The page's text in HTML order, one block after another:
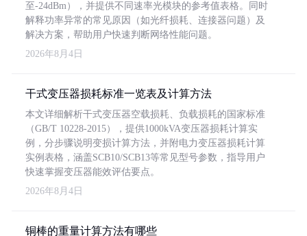
至-24dBm），并提供不同速率光模块的参考值表格。同时
解释功率异常的常见原因（如光纤损耗、连接器问题）及
解决方案，帮助用户快速判断网络性能问题。
2026年8月4日
干式变压器损耗标准一览表及计算方法
本文详细解析干式变压器空载损耗、负载损耗的国家标准
（GB/T 10228-2015），提供1000kVA变压器损耗计算实
例，分步骤说明变损计算方法，并附电力变压器损耗计算
实例表格，涵盖SCB10/SCB13等常见型号参数，指导用户
快速掌握变压器能效评估要点。
2026年8月4日
铜棒的重量计算方法有哪些